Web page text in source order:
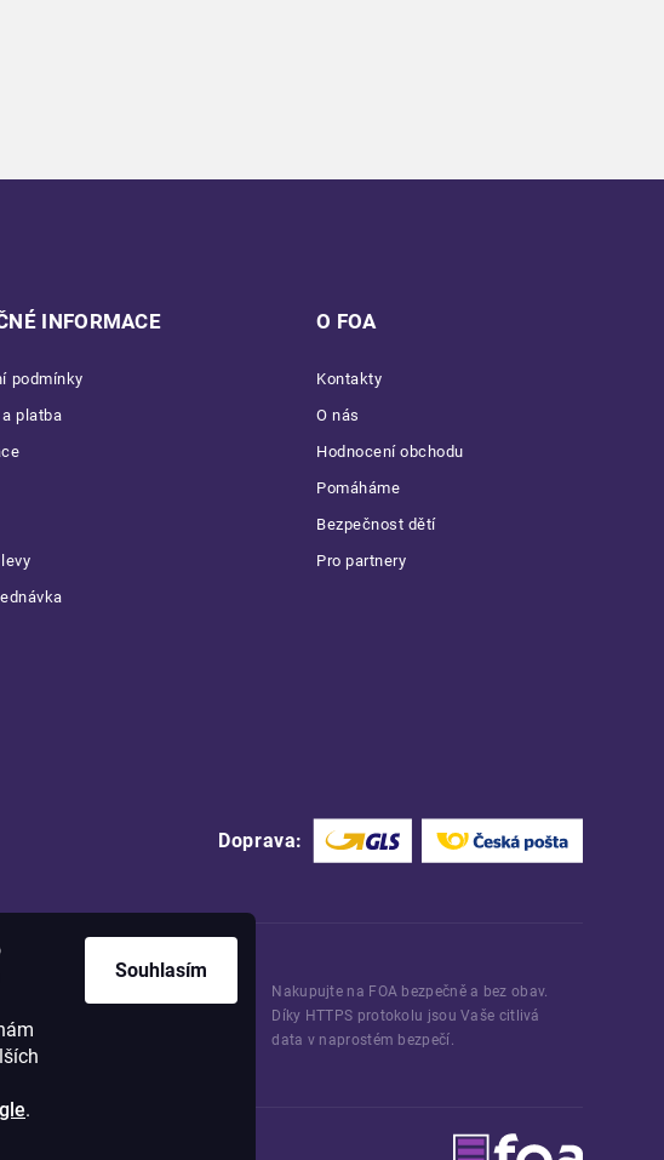
.
Souhlasím
INFORMACE
podmínky
a platba
O FOA
Kontakty
O nás
Hodnocení obchodu
Pomáháme
Bezpečnost dětí
Pro partnery
Doprava:
Nakupujte na FOA bezpečně a bez obav.
Díky HTTPS protokolu jsou Vaše citlivá
data v naprostém bezpečí.